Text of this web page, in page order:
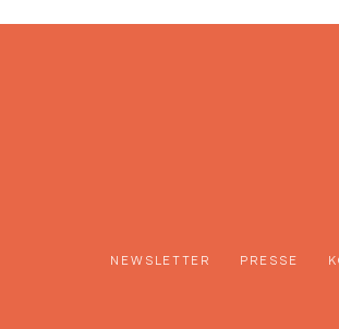
NEWSLETTER PRESSE